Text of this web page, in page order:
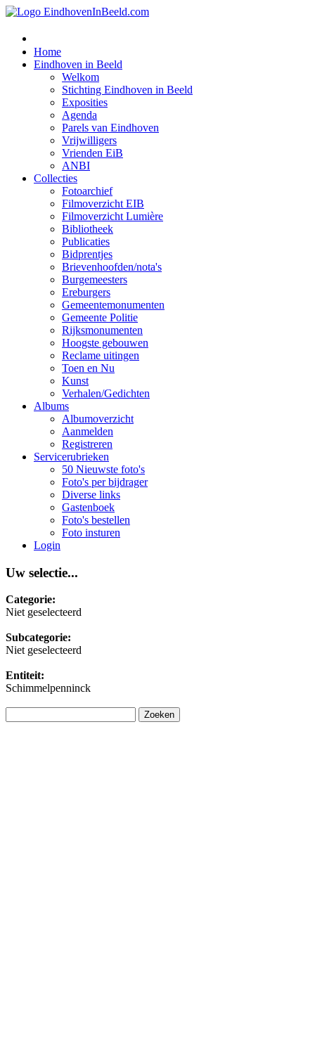
Home
Eindhoven in Beeld
Welkom
Stichting Eindhoven in Beeld
Exposities
Agenda
Parels van Eindhoven
Vrijwilligers
Vrienden EiB
ANBI
Collecties
Fotoarchief
Filmoverzicht EIB
Filmoverzicht Lumière
Bibliotheek
Publicaties
Bidprentjes
Brievenhoofden/nota's
Burgemeesters
Ereburgers
Gemeentemonumenten
Gemeente Politie
Rijksmonumenten
Hoogste gebouwen
Reclame uitingen
Toen en Nu
Kunst
Verhalen/Gedichten
Albums
Albumoverzicht
Aanmelden
Registreren
Servicerubrieken
50 Nieuwste foto's
Foto's per bijdrager
Diverse links
Gastenboek
Foto's bestellen
Foto insturen
Login
Uw selectie...
Categorie:
Niet geselecteerd
Subcategorie:
Niet geselecteerd
Entiteit:
Schimmelpenninck